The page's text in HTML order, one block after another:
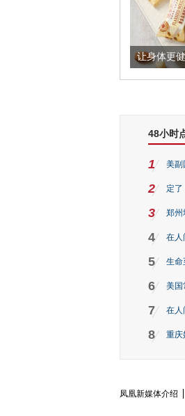
让身体更
48小时
1 美副
2 定
3 郑州
4 在人
5 生命
6 美国
7 在人
8 重庆
凤凰新媒体介绍